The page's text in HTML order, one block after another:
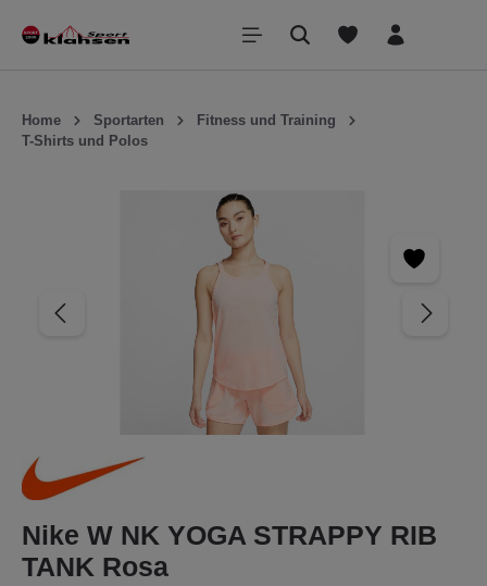
springen
Home Sportarten
Fitness und Training
T-Shirts und Polos
Nike W NK YOGA STRAPPY RIB
TANK Rosa